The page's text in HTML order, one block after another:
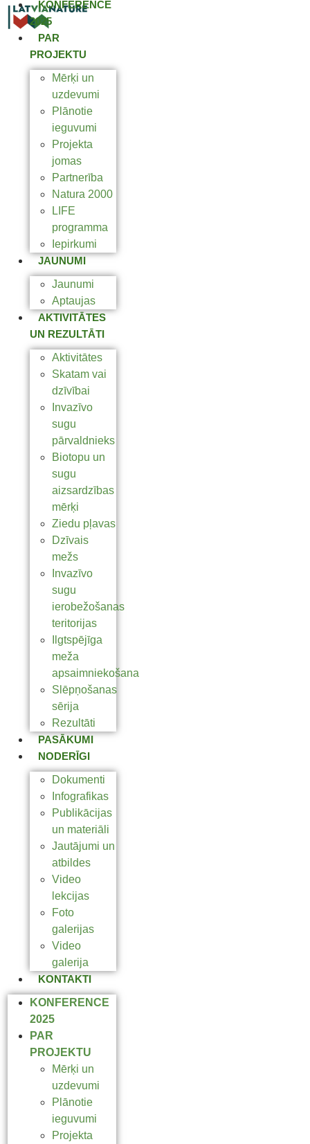
KONFERENCE
2025
PAR
PROJEKTU
Mērķi un
uzdevumi
Plānotie
ieguvumi
Projekta
jomas
Partnerība
Natura 2000
LIFE
programma
Iepirkumi
JAUNUMI
Jaunumi
Aptaujas
AKTIVITĀTES
UN REZULTĀTI
Aktivitātes
Skatam vai
dzīvībai
Invazīvo
sugu
pārvaldnieks
Biotopu un
sugu
aizsardzības
mērķi
Ziedu pļavas
Dzīvais
mežs
Invazīvo
sugu
ierobežošanas
teritorijas
Ilgtspējīga
meža
apsaimniekošana
Slēpņošanas
sērija
Rezultāti
PASĀKUMI
NODERĪGI
Dokumenti
Infografikas
Publikācijas
un materiāli
Jautājumi un
atbildes
Video
lekcijas
Foto
galerijas
Video
galerija
KONTAKTI
KONFERENCE
2025
PAR
PROJEKTU
Mērķi un
uzdevumi
Plānotie
ieguvumi
Projekta